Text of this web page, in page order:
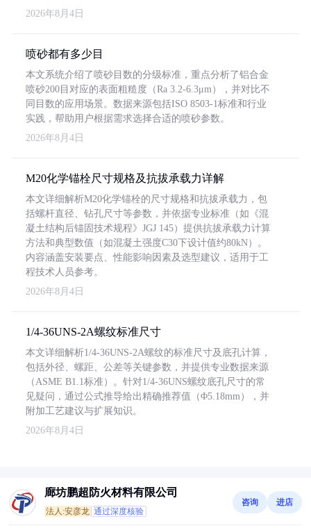
2026年8月4日
喷砂都有多少目
本文系统介绍了喷砂目数的分级标准，重点分析了铝合金
喷砂200目对应的表面粗糙度（Ra 3.2-6.3μm），并对比不
同目数的应用场景。数据来源包括ISO 8503-1标准和行业
实践，帮助用户根据需求选择合适的喷砂参数。
2026年8月4日
M20化学锚栓尺寸规格及抗拔承载力详解
本文详细解析M20化学锚栓的尺寸规格和抗拔承载力，包
括螺杆直径、钻孔尺寸等参数，并依据专业标准（如《混
凝土结构后锚固技术规程》JGJ 145）提供抗拔承载力计算
方法和典型数值（如混凝土强度C30下设计值约80kN）。
内容涵盖安装要点、性能影响因素及选型建议，适用于工
程技术人员参考。
2026年8月4日
1/4-36UNS-2A螺纹标准尺寸
本文详细解析1/4-36UNS-2A螺纹的标准尺寸及底孔计算，
包括外径、螺距、公差等关键参数，并提供专业数据来源
（ASME B1.1标准）。针对1/4-36UNS螺纹底孔尺寸的常
见疑问，通过公式推导给出精确推荐值（Φ5.18mm），并
附加工艺建议与扩展知识。
2026年8月4日
廊坊鹏超防火材料有限公司
法人:安彦龙 通过深度核验
咨询 进店